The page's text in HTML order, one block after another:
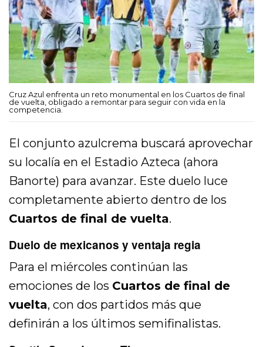
Cruz Azul enfrenta un reto monumental en los Cuartos de final
de vuelta, obligado a remontar para seguir con vida en la
competencia.
El conjunto azulcrema buscará aprovechar
su localía en el Estadio Azteca (ahora
Banorte) para avanzar. Este duelo luce
completamente abierto dentro de los
Cuartos de final de vuelta.
Duelo de mexicanos y ventaja regia
Para el miércoles continúan las
emociones de los Cuartos de final de
vuelta, con dos partidos más que
definirán a los últimos semifinalistas.